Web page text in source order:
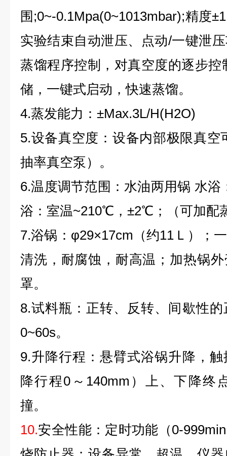
围;0~-0.1Mpa(0~1013mbar);精度
实验结束自动泄压、点动/一键泄
蒸馏程序控制，对真空度的逐步控
储，一键式启动，快速蒸馏。
4.蒸发能力：±Max.3L/H(H2O)
5.设备真空度：设备内部极限真空
抽率真空泵）。
6.温度调节范围：水油两用锅 水
浴：室温~210℃，±2℃；（可加配
7.浴锅：φ29×17cm（约11Ｌ）；
清洗，耐腐蚀，耐高温；加热锅
罩。
8.试料瓶：正转、反转、间歇性
0~60s。
9.升降行程：悬臂式浴锅升降，
降行程0～140mm）上、下降终
撞。
10.安全性能： 定时功能（0-